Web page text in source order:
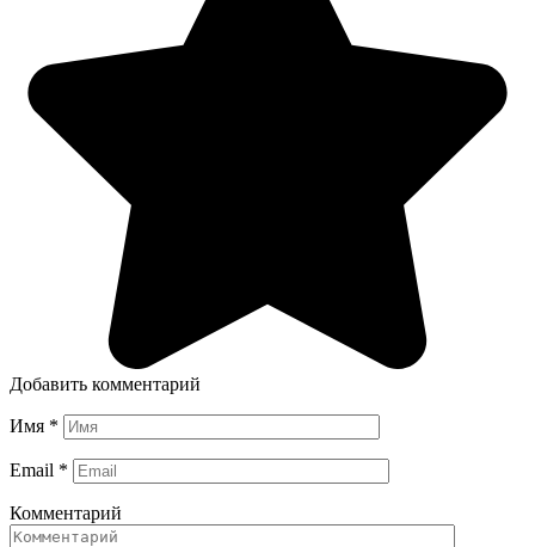
Добавить комментарий
Имя *
Email *
Комментарий